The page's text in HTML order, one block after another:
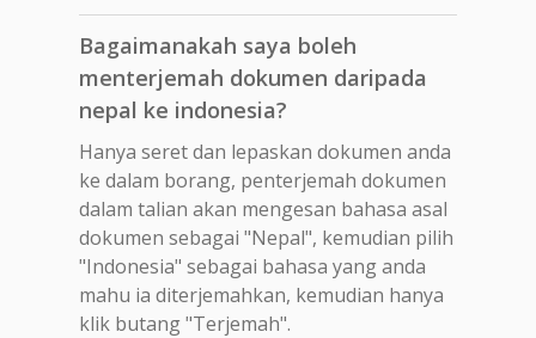
Bagaimanakah saya boleh
menterjemah dokumen daripada
nepal ke indonesia?
Hanya seret dan lepaskan dokumen anda
ke dalam borang, penterjemah dokumen
dalam talian akan mengesan bahasa asal
dokumen sebagai "Nepal", kemudian pilih
"Indonesia" sebagai bahasa yang anda
mahu ia diterjemahkan, kemudian hanya
klik butang "Terjemah".